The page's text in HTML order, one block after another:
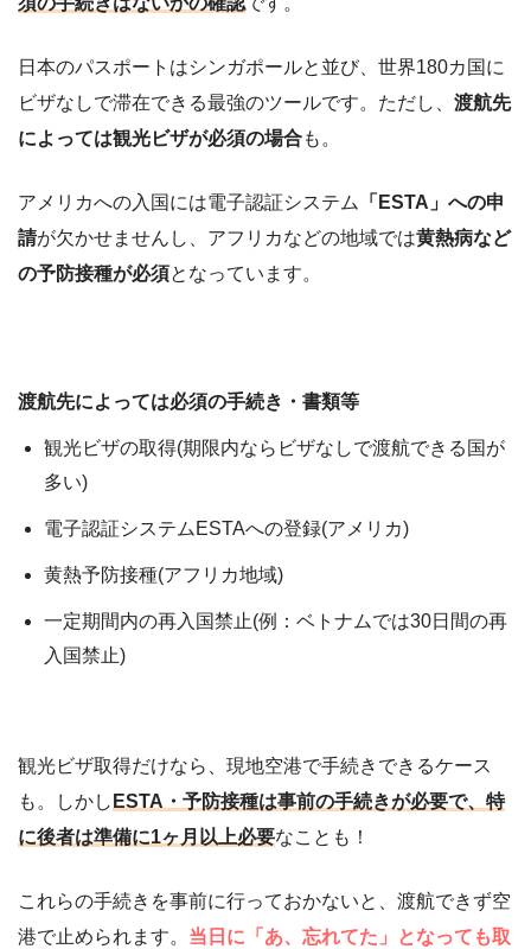
日本のパスポートはシンガポールと並び、世界180カ国に
ビザなしで滞在できる最強のツールです。ただし、 渡航先
によっては観光ビザが必須の場合も。
アメリカへの入国には電子認証システム
「ESTA」への申
請が欠かせませんし、アフリカなどの地域では黄熱病など
の予防接種が必須となっています。
渡航先によっては必須の手続き・書類等
観光ビザの取得(期限内ならビザなしで渡航できる国が
多い)
電子認証システムESTAへの登録(アメリカ)
黄熱予防接種(アフリカ地域)
一定期間内の再入国禁止(例：ベトナムでは30日間の再
入国禁止)
観光ビザ取得だけなら、現地空港で手続きできるケース
も。しかし ESTA・予防接種は事前の手続きが必要で、特
に後者は準備に1ヶ月以上必要なことも！
これらの手続きを事前に行っておかないと、渡航できず空
港で止められます。 当日に「あ、忘れてた」となっても取